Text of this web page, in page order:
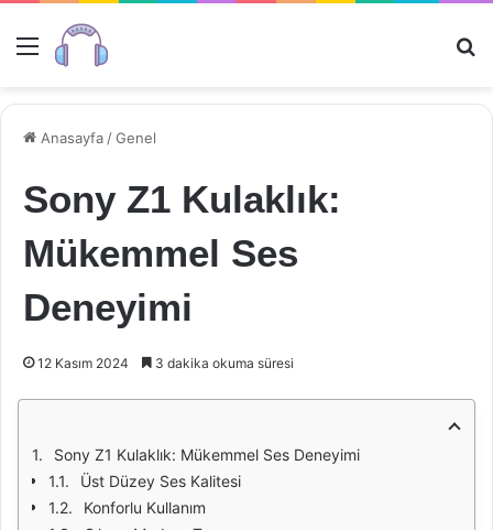
Menü
Anasayfa /Genel
Sony Z1 Kulaklık:
Mükemmel Ses
Deneyimi
12 Kasım 2024 3 dakika okuma süresi
Sony Z1 Kulaklık: Mükemmel Ses Deneyimi
Üst Düzey Ses Kalitesi
Konforlu Kullanım